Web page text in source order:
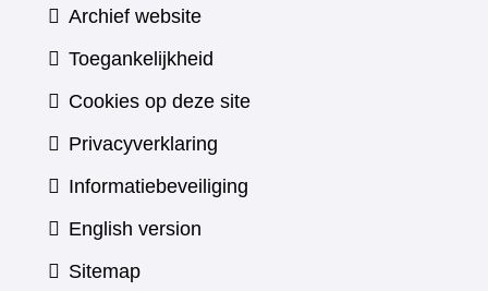
Archief website
Toegankelijkheid
Cookies op deze site
Privacyverklaring
Informatiebeveiliging
English version
Sitemap